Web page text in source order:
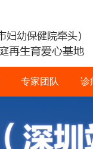
专家团队 诊